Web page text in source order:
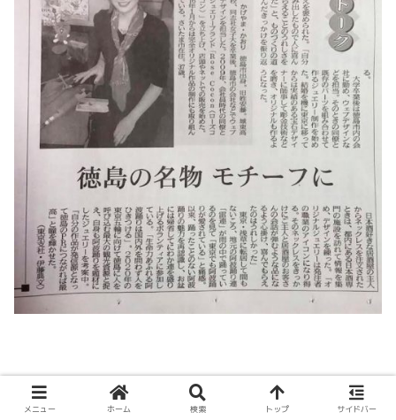
ジェリーのご注文について
メニュー ホーム 検索 トップ サイドバー